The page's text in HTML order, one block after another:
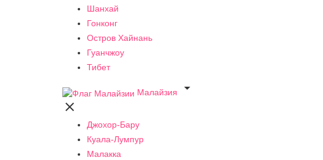
Шанхай
Гонконг
Остров Хайнань
Гуанчжоу
Тибет
Малайзия


Джохор-Бару
Куала-Лумпур
Малакка